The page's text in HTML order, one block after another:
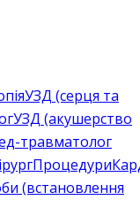
УЗД (серця та
УЗД (акушерство
травматолог
Процедури
(встановлення